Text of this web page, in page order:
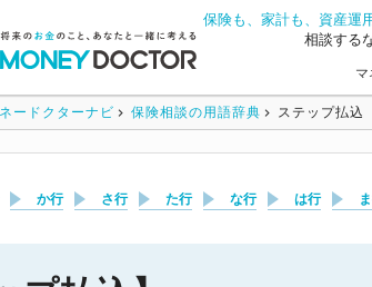
保険も、家計も、資産運
相談する
マ
ードクターナビ 保険相談の用語辞典 ステップ払込
か行 さ行 た行 な行 は行